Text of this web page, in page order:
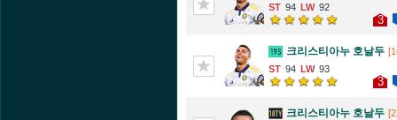
94
92
3
크리스티아누 호날두
94
93
3
크리스티아누 호날두